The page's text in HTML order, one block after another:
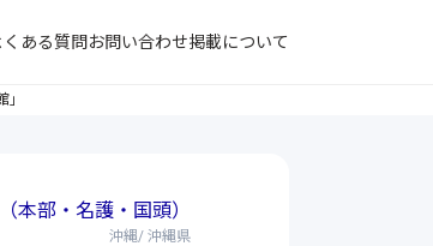
くある質問お問い合わせ掲載について
本部・名護・国頭）
沖縄/ 沖縄県